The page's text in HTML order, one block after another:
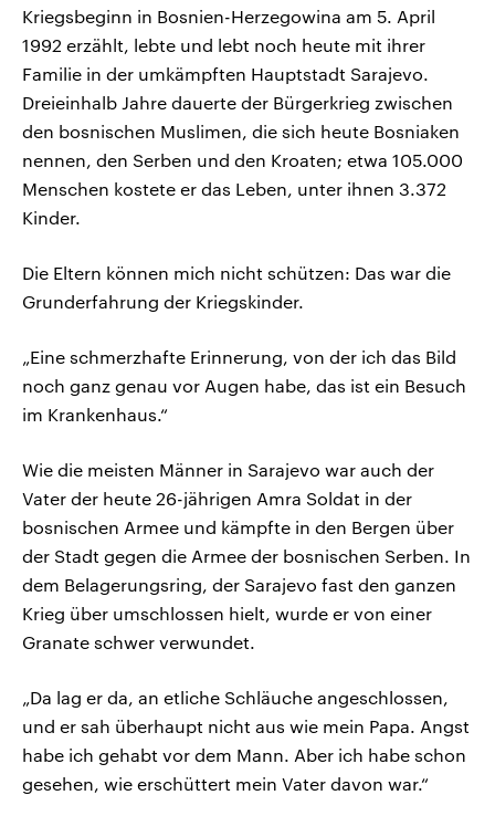
Kriegsbeginn in Bosnien-Herzegowina am 5. April
1992 erzählt, lebte und lebt noch heute mit ihrer
Familie in der umkämpften Hauptstadt Sarajevo.
Dreieinhalb Jahre dauerte der Bürgerkrieg zwischen
den bosnischen Muslimen, die sich heute Bosniaken
nennen, den Serben und den Kroaten; etwa 105.000
Menschen kostete er das Leben, unter ihnen 3.372
Kinder.
Die Eltern können mich nicht schützen: Das war die
Grunderfahrung der Kriegskinder.
„Eine schmerzhafte Erinnerung, von der ich das Bild
noch ganz genau vor Augen habe, das ist ein Besuch
im Krankenhaus.“
Wie die meisten Männer in Sarajevo war auch der
Vater der heute 26-jährigen Amra Soldat in der
bosnischen Armee und kämpfte in den Bergen über
der Stadt gegen die Armee der bosnischen Serben. In
dem Belagerungsring, der Sarajevo fast den ganzen
Krieg über umschlossen hielt, wurde er von einer
Granate schwer verwundet.
„Da lag er da, an etliche Schläuche angeschlossen,
und er sah überhaupt nicht aus wie mein Papa. Angst
habe ich gehabt vor dem Mann. Aber ich habe schon
gesehen, wie erschüttert mein Vater davon war.“